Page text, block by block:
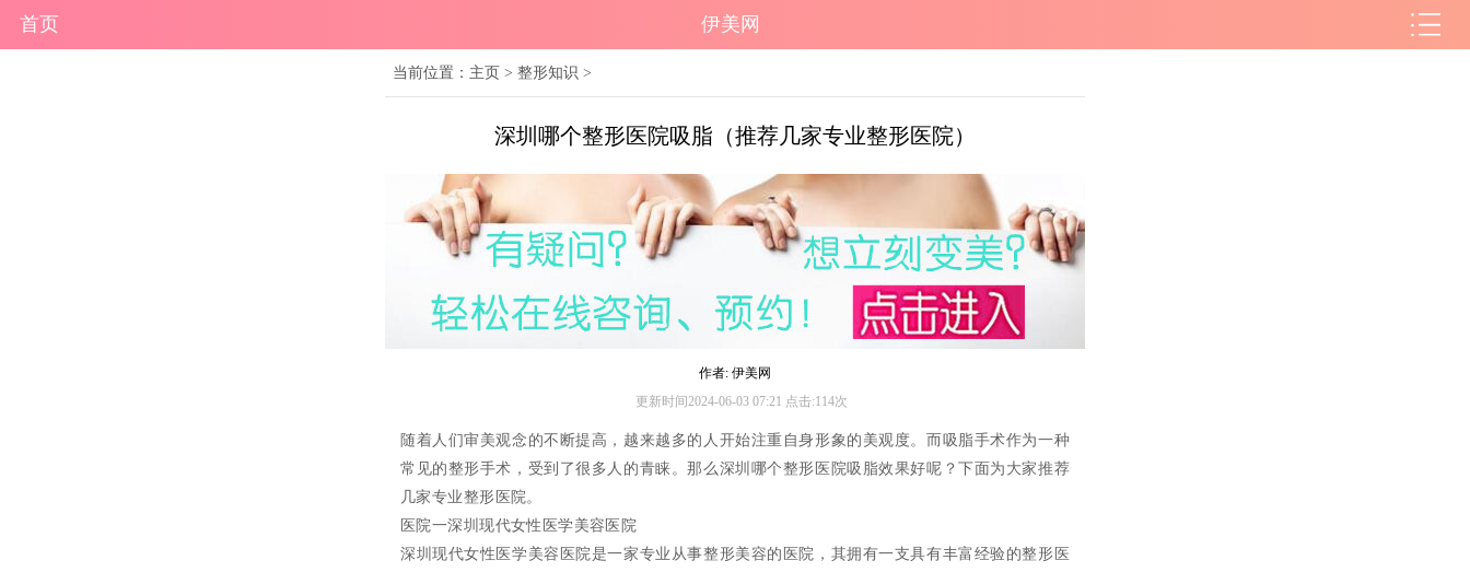
首页 伊美网
当前位置： 主页 >整形知识 >
深圳哪个整形医院吸脂（推荐几家专业整形医院）
作者: 伊美网
更新时间2024-06-03 07:21 点击:114次
随着人们审美观念的不断提高，越来越多的人开始注重自身形象的美观度。而吸脂手术作为一种
常见的整形手术，受到了很多人的青睐。那么深圳哪个整形医院吸脂效果好呢？下面为大家推荐
几家专业整形医院。
医院一深圳现代女性医学美容医院
深圳现代女性医学美容医院是一家专业从事整形美容的医院，其拥有一支具有丰富经验的整形医